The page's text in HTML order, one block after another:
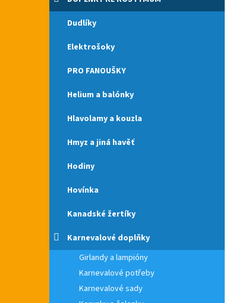
Dudlíky
Elektrošoky
PRO FANOUŠKY
Helium a balónky
Hlavolamy a kouzla
Hmyz a jiná havěť
Hodiny
Hovínka
Kanadské žertíky
Karnevalové doplňky
Girlandy a lampióny
Karnevalové potřeby
Karnevalové sady